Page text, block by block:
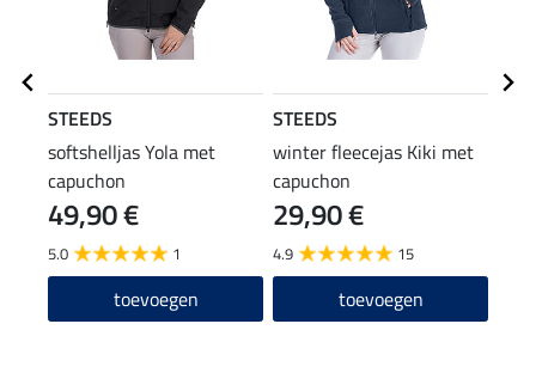
STEEDS
softshelljas Yola met
capuchon
49,90 €
5.0 1
toevoegen
STEEDS
winter fleecejas Kiki met
capuchon
29,90 €
4.9 15
toevoegen